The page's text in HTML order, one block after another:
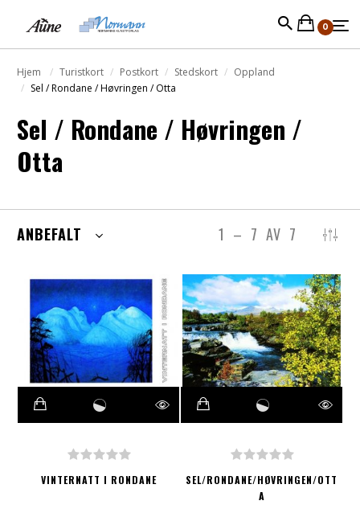
0
Hjem Turistkort Postkort Stedskort
Oppland
Sel / Rondane / Høvringen / Otta
Sel / Rondane / Høvringen /
Otta
1 – 7 AV 7
ANBEFALT
VINTERNATT I RONDANE
SEL/RONDANE/HØVRINGEN/OTT
A